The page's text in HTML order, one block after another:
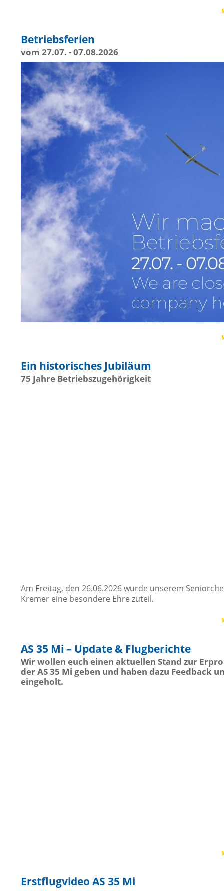
Betriebsferien
vom 27.07. - 07.08.2026
Ein historisches Jubiläum
75 Jahre Betriebszugehörigkeit
Am Freitag, den 26.06.2026 wurde unserem
Kremer eine besondere Ehre zuteil.
AS 35 Mi – Update & Flugberichte
Wir wollen euch einen aktuellen Stand zur
der AS 35 Mi geben und haben dazu Feedback
eingeholt.
Erstflugvideo AS 35 Mi